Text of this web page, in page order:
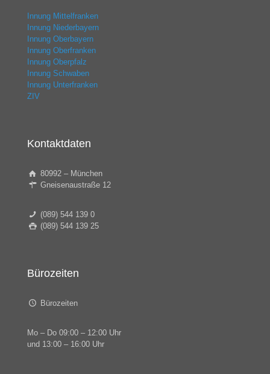
Innung Mittelfranken
Innung Niederbayern
Innung Oberbayern
Innung Oberfranken
Innung Oberpfalz
Innung Schwaben
Innung Unterfranken
ZIV
Kontaktdaten
80992 – München
Gneisenaustraße 12
(089) 544 139 0
(089) 544 139 25
Bürozeiten
Bürozeiten
Mo – Do 09:00 – 12:00 Uhr
und 13:00 – 16:00 Uhr